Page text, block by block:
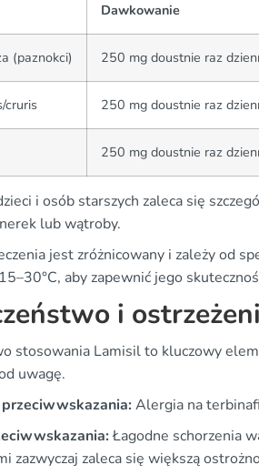
Dawkowanie
(paznokci) 250 mg doustnie raz
cruris 250 mg doustnie raz
250 mg doustnie raz
i osób starszych zaleca się
lub wątroby.
jest zróżnicowany i zależy od
aby zapewnić jego
i
stosowania Lamisil to kluczowy
uwagę.
Alergia na
Łagodne schorzenia
zazwyczaj zaleca się większą